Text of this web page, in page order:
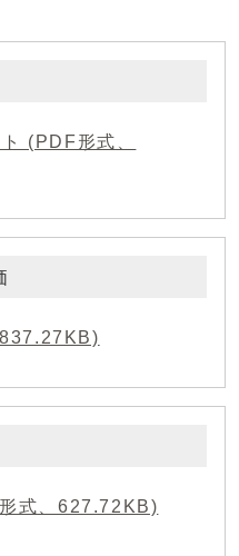
(PDF形式、
式、627.72KB)